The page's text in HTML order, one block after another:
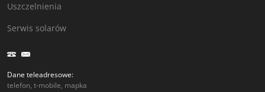
Uszczelnienia
Serwis solarów
Dane teleadresowe:
telefon, t-mobile, mapka